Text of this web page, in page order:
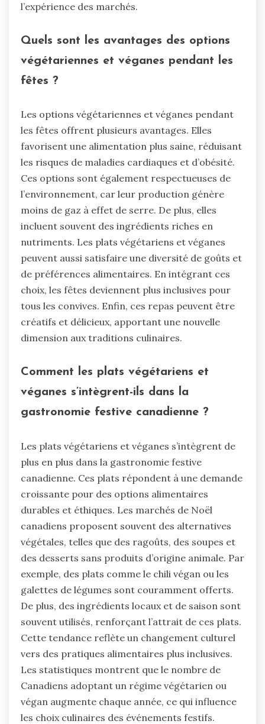
l’expérience des marchés.
Quels sont les avantages des options
végétariennes et véganes pendant les
fêtes ?
Les options végétariennes et véganes pendant
les fêtes offrent plusieurs avantages. Elles
favorisent une alimentation plus saine, réduisant
les risques de maladies cardiaques et d’obésité.
Ces options sont également respectueuses de
l’environnement, car leur production génère
moins de gaz à effet de serre. De plus, elles
incluent souvent des ingrédients riches en
nutriments. Les plats végétariens et véganes
peuvent aussi satisfaire une diversité de goûts et
de préférences alimentaires. En intégrant ces
choix, les fêtes deviennent plus inclusives pour
tous les convives. Enfin, ces repas peuvent être
créatifs et délicieux, apportant une nouvelle
dimension aux traditions culinaires.
Comment les plats végétariens et
véganes s’intègrent-ils dans la
gastronomie festive canadienne ?
Les plats végétariens et véganes s’intègrent de
plus en plus dans la gastronomie festive
canadienne. Ces plats répondent à une demande
croissante pour des options alimentaires
durables et éthiques. Les marchés de Noël
canadiens proposent souvent des alternatives
végétales, telles que des ragoûts, des soupes et
des desserts sans produits d’origine animale. Par
exemple, des plats comme le chili végan ou les
galettes de légumes sont couramment offerts.
De plus, des ingrédients locaux et de saison sont
souvent utilisés, renforçant l’attrait de ces plats.
Cette tendance reflète un changement culturel
vers des pratiques alimentaires plus inclusives.
Les statistiques montrent que le nombre de
Canadiens adoptant un régime végétarien ou
végan augmente chaque année, ce qui influence
les choix culinaires des événements festifs.